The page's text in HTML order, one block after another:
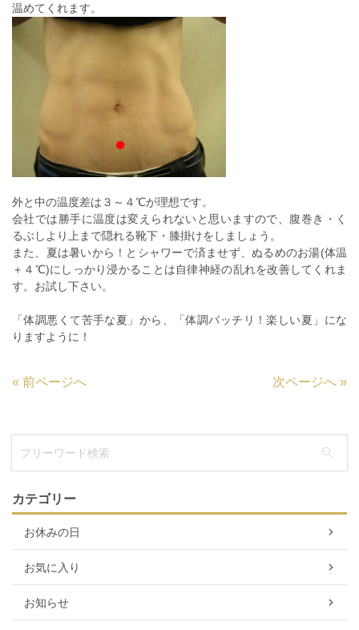
温めてくれます。
外と中の温度差は３～４℃が理想です。
会社では勝手に温度は変えられないと思いますので、腹巻き・く
るぶしより上まで隠れる靴下・膝掛けをしましょう。
また、夏は暑いから！とシャワーで済ませず、ぬるめのお湯(体温
＋４℃)にしっかり浸かることは自律神経の乱れを改善してくれま
す。お試し下さい。
「体調悪くて苦手な夏」から、「体調バッチリ！楽しい夏」にな
りますように！
« 前ページへ 次ページへ »
カテゴリー
お休みの日
お気に入り
お知らせ